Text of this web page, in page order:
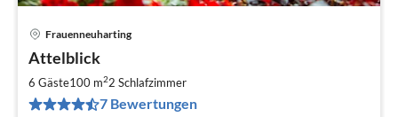
Frauenneuharting
Attelblick
6 Gäste100 m22 Schlafzimmer
7 Bewertungen